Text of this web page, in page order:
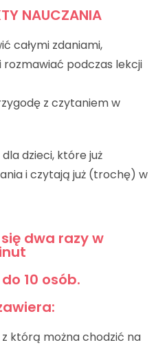
NAUCZANIA
całymi zdaniami,
podczas lekcji
z czytaniem w
dzieci, które już
i czytają już (trochę) w
dwa razy w
10 osób.
którą można chodzić na